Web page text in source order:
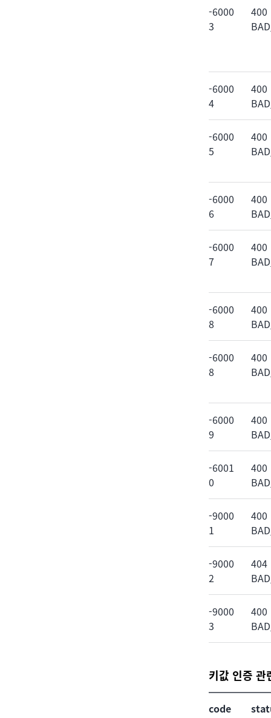
-6000
3
400
-6000
4
400
-6000
5
400
-6000
6
400
-6000
7
400
-6000
8
400
-6000
8
400
-6000
9
400
-6001
0
400
-9000
1
400
-9000
2
404
-9000
3
400
키값 인증 관
code